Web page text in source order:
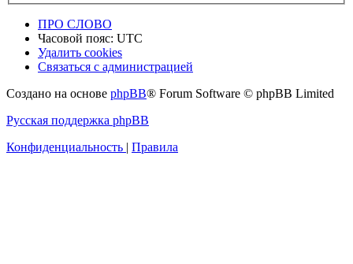
ПРО СЛОВО
Часовой пояс: UTC
Удалить cookies
Связаться с администрацией
Создано на основе phpBB® Forum Software © phpBB Limited
Русская поддержка phpBB
Конфиденциальность | Правила